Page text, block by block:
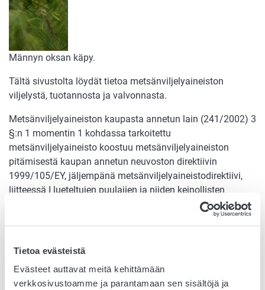
Tietoa evästeistä
Evästeet auttavat meitä kehittämään
verkkosivustoamme ja parantamaan sen sisältöjä ja
Männyn oksan käpy.
Tältä sivustolta löydät tietoa metsänviljelyaineiston
viljelystä, tuotannosta ja valvonnasta.
Metsänviljelyaineiston kaupasta annetun lain (241/2002) 3
§:n 1 momentin 1 kohdassa tarkoitettu
metsänviljelyaineisto koostuu metsänviljelyaineiston
pitämisestä kaupan annetun neuvoston direktiivin
1999/105/EY, jäljempänä metsänviljelyaineistodirektiivi,
liitteessä I lueteltujen puulajien ja niiden keinollisten
risteymien siemenistä, muista siemenyksiköistä,
käpyjä, siemenkotia, hedelmiä ja siemeniä;
2) kasvinosilla runko-, lehti- ja juuripistokkaita,